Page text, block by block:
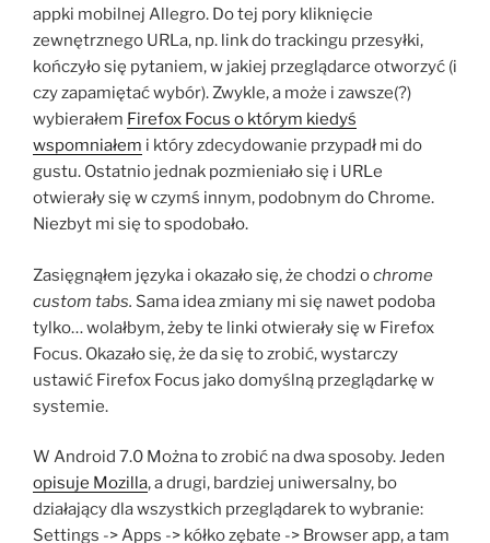
appki mobilnej Allegro. Do tej pory kliknięcie
zewnętrznego URLa, np. link do trackingu przesyłki,
kończyło się pytaniem, w jakiej przeglądarce otworzyć (i
czy zapamiętać wybór). Zwykle, a może i zawsze(?)
wybierałem Firefox Focus o którym kiedyś
wspomniałem i który zdecydowanie przypadł mi do
gustu. Ostatnio jednak pozmieniało się i URLe
otwierały się w czymś innym, podobnym do Chrome.
Niezbyt mi się to spodobało.
Zasięgnąłem języka i okazało się, że chodzi ochrome
custom tabs. Sama idea zmiany mi się nawet podoba
tylko… wolałbym, żeby te linki otwierały się w Firefox
Focus. Okazało się, że da się to zrobić, wystarczy
ustawić Firefox Focus jako domyślną przeglądarkę w
systemie.
W Android 7.0 Można to zrobić na dwa sposoby. Jeden
opisuje Mozilla, a drugi, bardziej uniwersalny, bo
działający dla wszystkich przeglądarek to wybranie:
Settings -> Apps -> kółko zębate -> Browser app, a tam